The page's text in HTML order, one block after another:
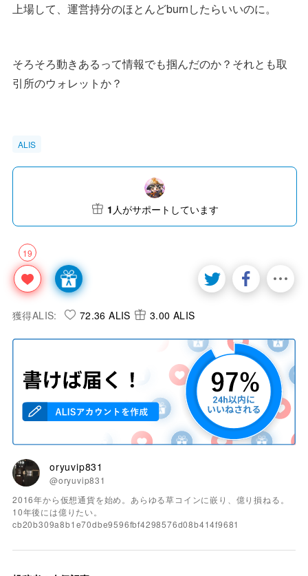
上場して、運営持分のほとんどburnしたらいいのに。
そろそろ動きあるって情報でも掴んだのか？それとも取
引所のウォレットか？
ALIS
19
1 人がサポートしています
獲得ALIS: 72.36 ALIS 3.00 ALIS
oryuvip831
@oryuvip831
2016年から仮想通貨を始め。あらゆる草コインに嵌り、億り損ねる。
10年後には億りたい。
cb20b309a8b1e70dbe9596fbf4298576d08b414f9681